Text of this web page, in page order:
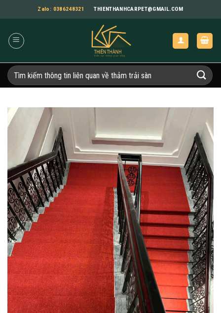
qua
dung
Zalo: 0386248321 THIENTHANHCARPET@GMAIL.COM
Tìm
kiếm: